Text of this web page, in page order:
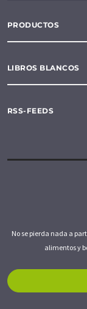
PRODUCTOS
LIBROS BLANCOS
RSS-FEEDS
No se pierda nada a
alimentos y